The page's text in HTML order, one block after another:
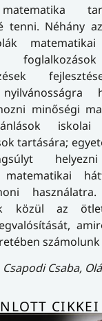
tenni. Néhány
matematikai
minőségi
iskolai
tartására;
matematikai
közül az
számolunk
Csapodi Csaba,
CIKKEI